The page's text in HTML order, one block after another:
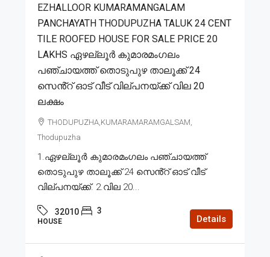
EZHALLOOR KUMARAMANGALAM
PANCHAYATH THODUPUZHA TALUK 24 CENT
TILE ROOFED HOUSE FOR SALE PRICE 20
LAKHS ഏഴല്ലൂർ കുമാരമംഗലം
പഞ്ചായത്ത് തൊടുപുഴ താലൂക്ക് 24
സെൻ്റ് ഓട് വീട് വില്പനയ്ക്ക് വില 20
ലക്ഷം
THODUPUZHA,KUMARAMARAMGALSAM,
Thodupuzha
1.ഏഴല്ലൂർ കുമാരമംഗലം പഞ്ചായത്ത്
തൊടുപുഴ താലൂക്ക് 24 സെൻ്റ് ഓട് വീട്
വില്പനയ്ക്ക്. 2.വില 20...
32010 3
HOUSE Details